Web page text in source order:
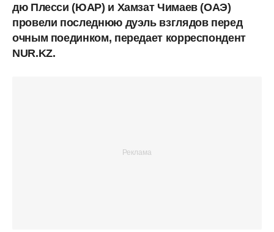
дю Плесси (ЮАР) и Хамзат Чимаев (ОАЭ)
провели последнюю дуэль взглядов перед
очным поединком, передает корреспондент
NUR.KZ.